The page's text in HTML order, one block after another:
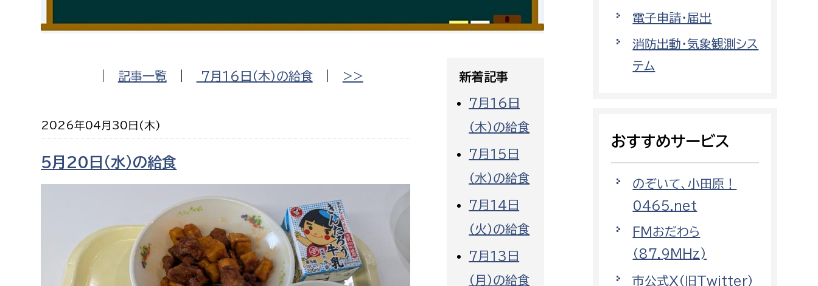
観光
市議会
福祉健康部
障がい福祉課
健康づくり課
子ども若者部
子ども若者支援課
経済部
観光課
農政課
水産海浜課
都市政策課
開発審査課
建設政策課
国県事業推進課
土木管理課
会計管理者
出納室
市立総合医療センター
患者サポートセンター
病院管理局：経営管理課
病院管理局：施設用度課
消防
消防総務課
予防課
警防計画課
記事一覧| 7月16日（木）の給食| >>
2026年04月30日(木)
5月20日（水）の給食
新着記事
7月16日
（木）の給食
7月15日
（水）の給食
7月14日
（火）の給食
7月13日
（月）の給食
電子申請・届出
消防出動・気象観測シス
テム
おすすめサービス
のぞいて、小田原！
0465.net
FMおだわら
（87.9MHz)
市公式X（旧Twitter）